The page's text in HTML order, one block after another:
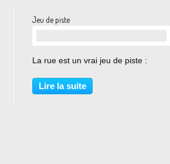
Jeu de piste
La rue est un vrai jeu de piste :
Lire la suite